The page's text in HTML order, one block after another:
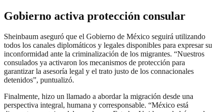
Gobierno activa protección consular
Sheinbaum aseguró que el Gobierno de México seguirá utilizando
todos los canales diplomáticos y legales disponibles para expresar su
inconformidad ante la criminalización de los migrantes. “Nuestros
consulados ya activaron los mecanismos de protección para
garantizar la asesoría legal y el trato justo de los connacionales
detenidos”, puntualizó.
Finalmente, hizo un llamado a abordar la migración desde una
perspectiva integral, humana y corresponsable. “México está